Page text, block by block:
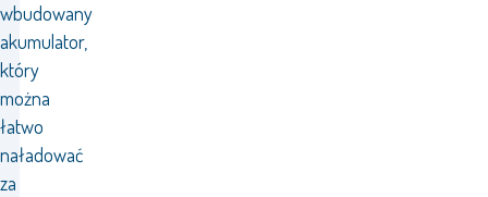
wbudowany
akumulator,
który
można
łatwo
naładować
za